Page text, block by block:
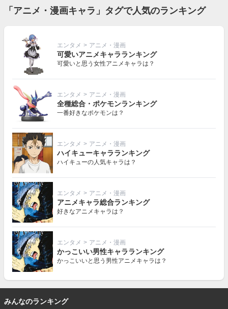
「アニメ・漫画キャラ」タグで人気のランキング
エンタメ > アニメ・漫画
可愛いアニメキャラランキング
可愛いと思う女性アニメキャラは？
エンタメ > アニメ・漫画
全種総合・ポケモンランキング
一番好きなポケモンは？
エンタメ > アニメ・漫画
ハイキューキャラランキング
ハイキューの人気キャラは？
エンタメ > アニメ・漫画
アニメキャラ総合ランキング
好きなアニメキャラは？
エンタメ > アニメ・漫画
かっこいい男性キャラランキング
かっこいいと思う男性アニメキャラは？
みんなのランキング